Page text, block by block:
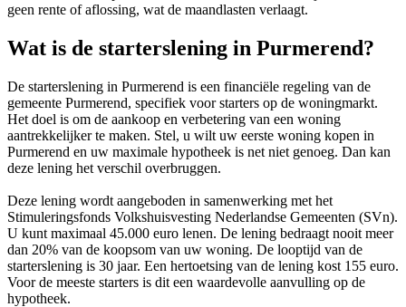
geen rente of aflossing, wat de maandlasten verlaagt.
Wat is de starterslening in Purmerend?
De starterslening in Purmerend is een financiële regeling van de
gemeente Purmerend, specifiek voor starters op de woningmarkt.
Het doel is om de aankoop en verbetering van een woning
aantrekkelijker te maken. Stel, u wilt uw eerste woning kopen in
Purmerend en uw maximale hypotheek is net niet genoeg. Dan kan
deze lening het verschil overbruggen.
Deze lening wordt aangeboden in samenwerking met het
Stimuleringsfonds Volkshuisvesting Nederlandse Gemeenten (SVn).
U kunt maximaal 45.000 euro lenen. De lening bedraagt nooit meer
dan 20% van de koopsom van uw woning. De looptijd van de
starterslening is 30 jaar. Een hertoetsing van de lening kost 155 euro.
Voor de meeste starters is dit een waardevolle aanvulling op de
hypotheek.